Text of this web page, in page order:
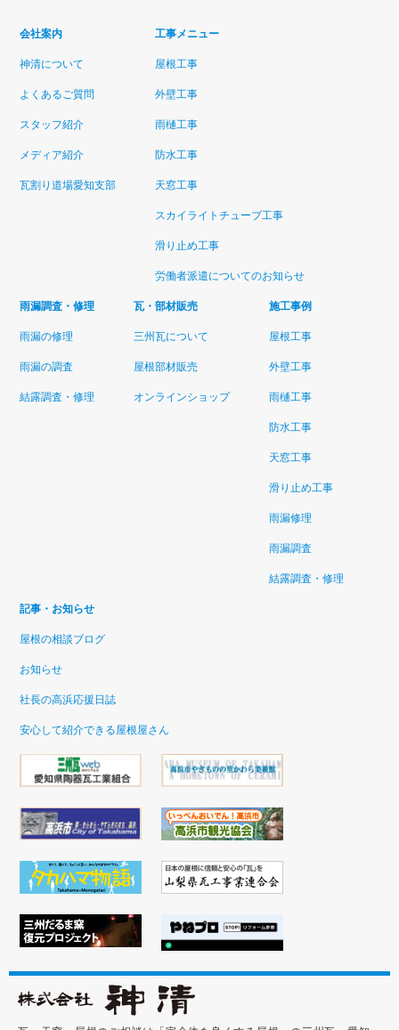
会社案内
神清について
よくあるご質問
スタッフ紹介
メディア紹介
瓦割り道場愛知支部
工事メニュー
屋根工事
外壁工事
雨樋工事
防水工事
天窓工事
スカイライトチューブ工事
滑り止め工事
労働者派遣についてのお知らせ
雨漏調査・修理
雨漏の修理
雨漏の調査
結露調査・修理
瓦・部材販売
三州瓦について
屋根部材販売
オンラインショップ
施工事例
屋根工事
外壁工事
雨樋工事
防水工事
天窓工事
滑り止め工事
雨漏修理
雨漏調査
結露調査・修理
記事・お知らせ
屋根の相談ブログ
お知らせ
社長の高浜応援日誌
安心して紹介できる屋根屋さん